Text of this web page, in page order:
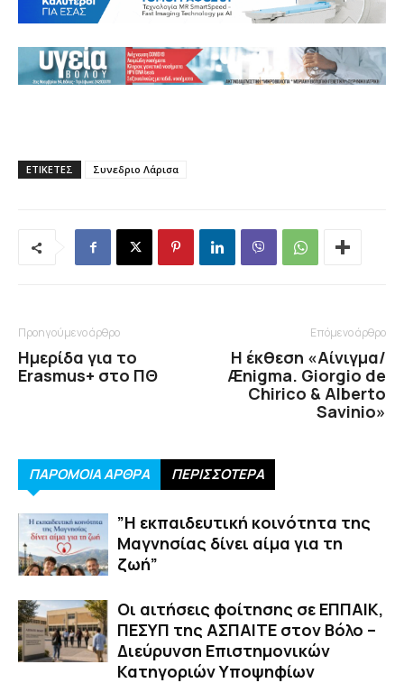
ΕΤΙΚΕΤΕΣ Συνεδριο Λάρισα
Προηγούμενο άρθρο
Ημερίδα για το
Erasmus+ στο ΠΘ
Επόμενο άρθρο
Η έκθεση «Αίνιγμα/
Ænigma. Giorgio de
Chirico & Alberto
Savinio»
ΠΑΡΟΜΟΙΑ ΑΡΘΡΑ ΠΕΡΙΣΣΟΤΕΡΑ
”Η εκπαιδευτική κοινότητα της
Μαγνησίας δίνει αίμα για τη
ζωή”
Οι αιτήσεις φοίτησης σε ΕΠΠΑΙΚ,
ΠΕΣΥΠ της ΑΣΠΑΙΤΕ στον Βόλο –
Διεύρυνση Επιστημονικών
Κατηγοριών Υποψηφίων